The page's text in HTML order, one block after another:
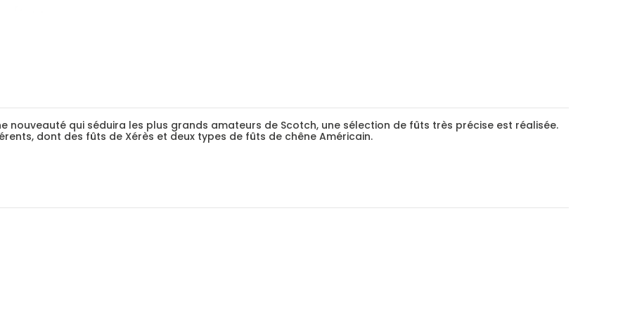
nouveauté qui séduira les plus grands amateurs de Scotch, une sélection de fûts très précise est réalisée.
dont des fûts de Xérès et deux types de fûts de chêne Américain.